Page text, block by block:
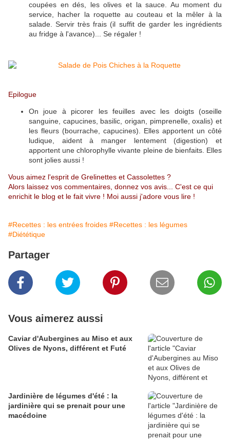
coupées en dés, les olives et la sauce. Au moment du
service, hacher la roquette au couteau et la mêler à la
salade. Servir très frais (il suffit de garder les ingrédients
au fridge à l'avance)... Se régaler !
Epilogue
On joue à picorer les feuilles avec les doigts (oseille
sanguine, capucines, basilic, origan, pimprenelle, oxalis) et
les fleurs (bourrache, capucines). Elles apportent un côté
ludique, aident à manger lentement (digestion) et
apportent une chlorophylle vivante pleine de bienfaits. Elles
sont jolies aussi !
Vous aimez l'esprit de Grelinettes et Cassolettes ?
Alors laissez vos commentaires, donnez vos avis... C'est ce qui
enrichit le blog et le fait vivre ! Moi aussi j'adore vous lire !
#Recettes : les entrées froides #Recettes : les légumes
#Diététique
Partager
Vous aimerez aussi
Caviar d'Aubergines au Miso et aux
Olives de Nyons, différent et Futé
Jardinière de légumes d'été : la
jardinière qui se prenait pour une
macédoine